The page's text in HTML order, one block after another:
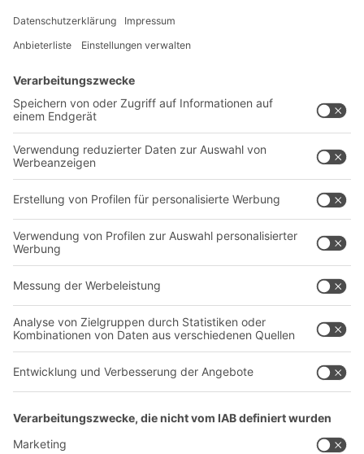
Lösungen
Intralogistiklösungen
Regalsysteme
Transportsysteme
Dienstleistungen
Kontaktformular
Unternehmen
Über uns
Produktionsstandorte
Karriere
Follow us
BIT O
YOUR LIFE.